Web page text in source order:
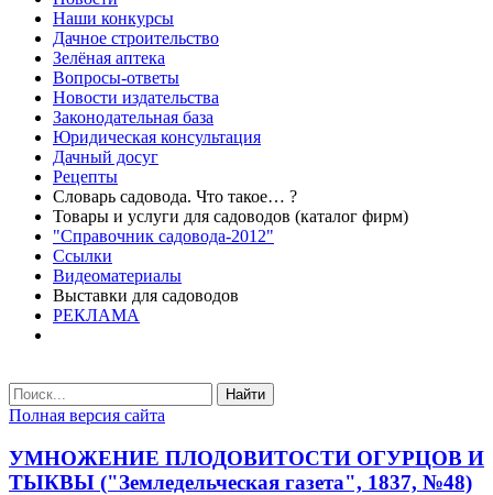
Наши конкурсы
Дачное строительство
Зелёная аптека
Вопросы-ответы
Новости издательства
Законодательная база
Юридическая консультация
Дачный досуг
Рецепты
Словарь садовода. Что такое… ?
Товары и услуги для садоводов (каталог фирм)
"Справочник садовода-2012"
Ссылки
Видеоматериалы
Выставки для садоводов
РЕКЛАМА
Найти
Полная версия сайта
УМНОЖЕНИЕ ПЛОДОВИТОСТИ ОГУРЦОВ И
ТЫКВЫ ("Земледельческая газета", 1837, №48)